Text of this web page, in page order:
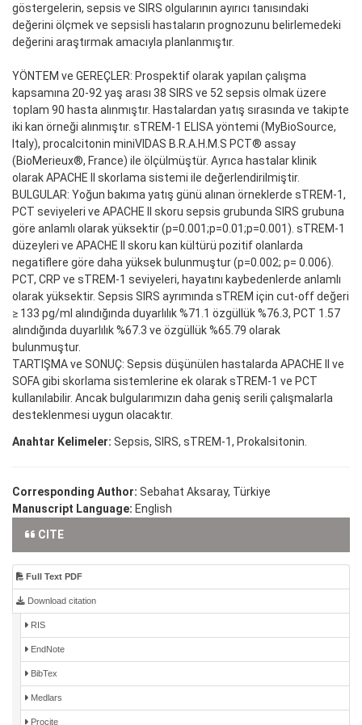
göstergelerin, sepsis ve SIRS olgularının ayırıcı tanısındaki
değerini ölçmek ve sepsisli hastaların prognozunu belirlemedeki
değerini araştırmak amacıyla planlanmıştır.
YÖNTEM ve GEREÇLER: Prospektif olarak yapılan çalışma
kapsamına 20-92 yaş arası 38 SIRS ve 52 sepsis olmak üzere
toplam 90 hasta alınmıştır. Hastalardan yatış sırasında ve takipte
iki kan örneği alınmıştır. sTREM-1 ELISA yöntemi (MyBioSource,
Italy), procalcitonin miniVIDAS B.R.A.H.M.S PCT® assay
(BioMerieux®, France) ile ölçülmüştür. Ayrıca hastalar klinik
olarak APACHE II skorlama sistemi ile değerlendirilmiştir.
BULGULAR: Yoğun bakıma yatış günü alınan örneklerde sTREM-1,
PCT seviyeleri ve APACHE II skoru sepsis grubunda SIRS grubuna
göre anlamlı olarak yüksektir (p=0.001;p=0.01;p=0.001). sTREM-1
düzeyleri ve APACHE II skoru kan kültürü pozitif olanlarda
negatiflere göre daha yüksek bulunmuştur (p=0.002; p= 0.006).
PCT, CRP ve sTREM-1 seviyeleri, hayatını kaybedenlerde anlamlı
olarak yüksektir. Sepsis SIRS ayrımında sTREM için cut-off değeri
≥ 133 pg/ml alındığında duyarlılık %71.1 özgüllük %76.3, PCT 1.57
alındığında duyarlılık %67.3 ve özgüllük %65.79 olarak
bulunmuştur.
TARTIŞMA ve SONUÇ: Sepsis düşünülen hastalarda APACHE II ve
SOFA gibi skorlama sistemlerine ek olarak sTREM-1 ve PCT
kullanılabilir. Ancak bulgularımızın daha geniş serili çalışmalarla
desteklenmesi uygun olacaktır.
Anahtar Kelimeler: Sepsis, SIRS, sTREM-1, Prokalsitonin.
Corresponding Author: Sebahat Aksaray, Türkiye
Manuscript Language: English
CITE
Full Text PDF
Download citation
RIS
EndNote
BibTex
Medlars
Procite